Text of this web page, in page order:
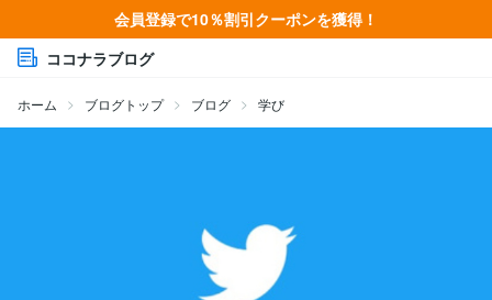
会員登録で10％割引クーポンを獲得！
ココナラブログ
ホーム ブログトップ ブログ 学び